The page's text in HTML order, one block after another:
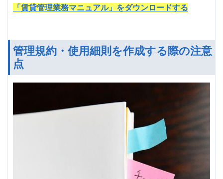
「賃貸管理業務マニュアル」をダウンロードする
管理規約・使用細則を作成する際の注意
点